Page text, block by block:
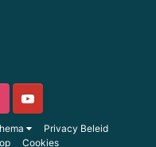
Privacy Beleid
Cookies